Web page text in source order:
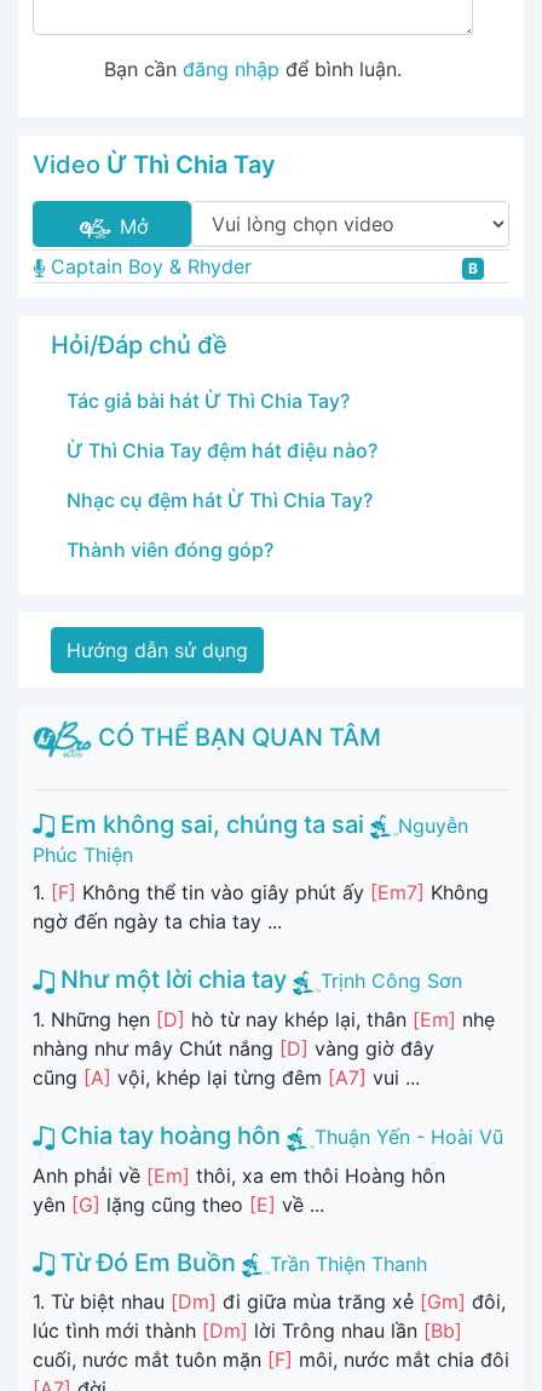
Bạn cần đăng nhập để bình luận.
Video Ừ Thì Chia Tay
Mở
Captain Boy & Rhyder
B
Hỏi/Đáp chủ đề
Tác giả bài hát Ừ Thì Chia Tay?
Ừ Thì Chia Tay đệm hát điệu nào?
Nhạc cụ đệm hát Ừ Thì Chia Tay?
Thành viên đóng góp?
Hướng dẫn sử dụng
CÓ THỂ BẠN QUAN TÂM
Em không sai, chúng ta sai
Nguyễn
Phúc Thiện
1. [F] Không thể tin vào giây phút ấy [Em7] Không
ngờ đến ngày ta chia tay ...
Như một lời chia tay
Trịnh Công Sơn
1. Những hẹn [D] hò từ nay khép lại, thân [Em] nhẹ
nhàng như mây Chút nắng [D] vàng giờ đây
cũng [A] vội, khép lại từng đêm [A7] vui ...
Chia tay hoàng hôn
Thuận Yến - Hoài Vũ
Anh phải về [Em] thôi, xa em thôi Hoàng hôn
yên [G] lặng cũng theo [E] về ...
Từ Đó Em Buồn
Trần Thiện Thanh
1. Từ biệt nhau [Dm] đi giữa mùa trăng xẻ [Gm] đôi,
lúc tình mới thành [Dm] lời Trông nhau lần [Bb]
cuối, nước mắt tuôn mặn [F] môi, nước mắt chia đôi